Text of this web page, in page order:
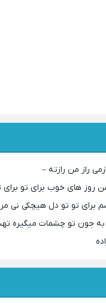
راز من رازته –
روز های خوب برای تو برای
برای تو تو دل هیچکی نی
به جون تو چشمات میگیره